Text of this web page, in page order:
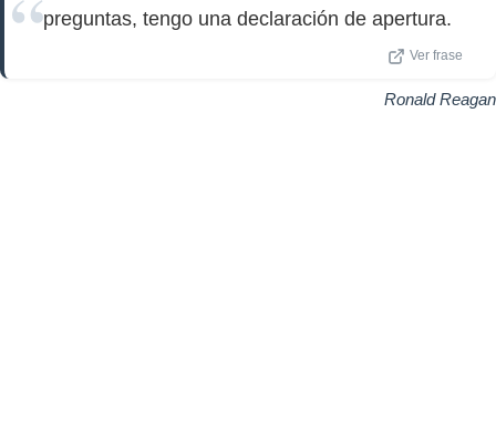
preguntas, tengo una declaración de apertura.
Ver frase
Ronald Reagan